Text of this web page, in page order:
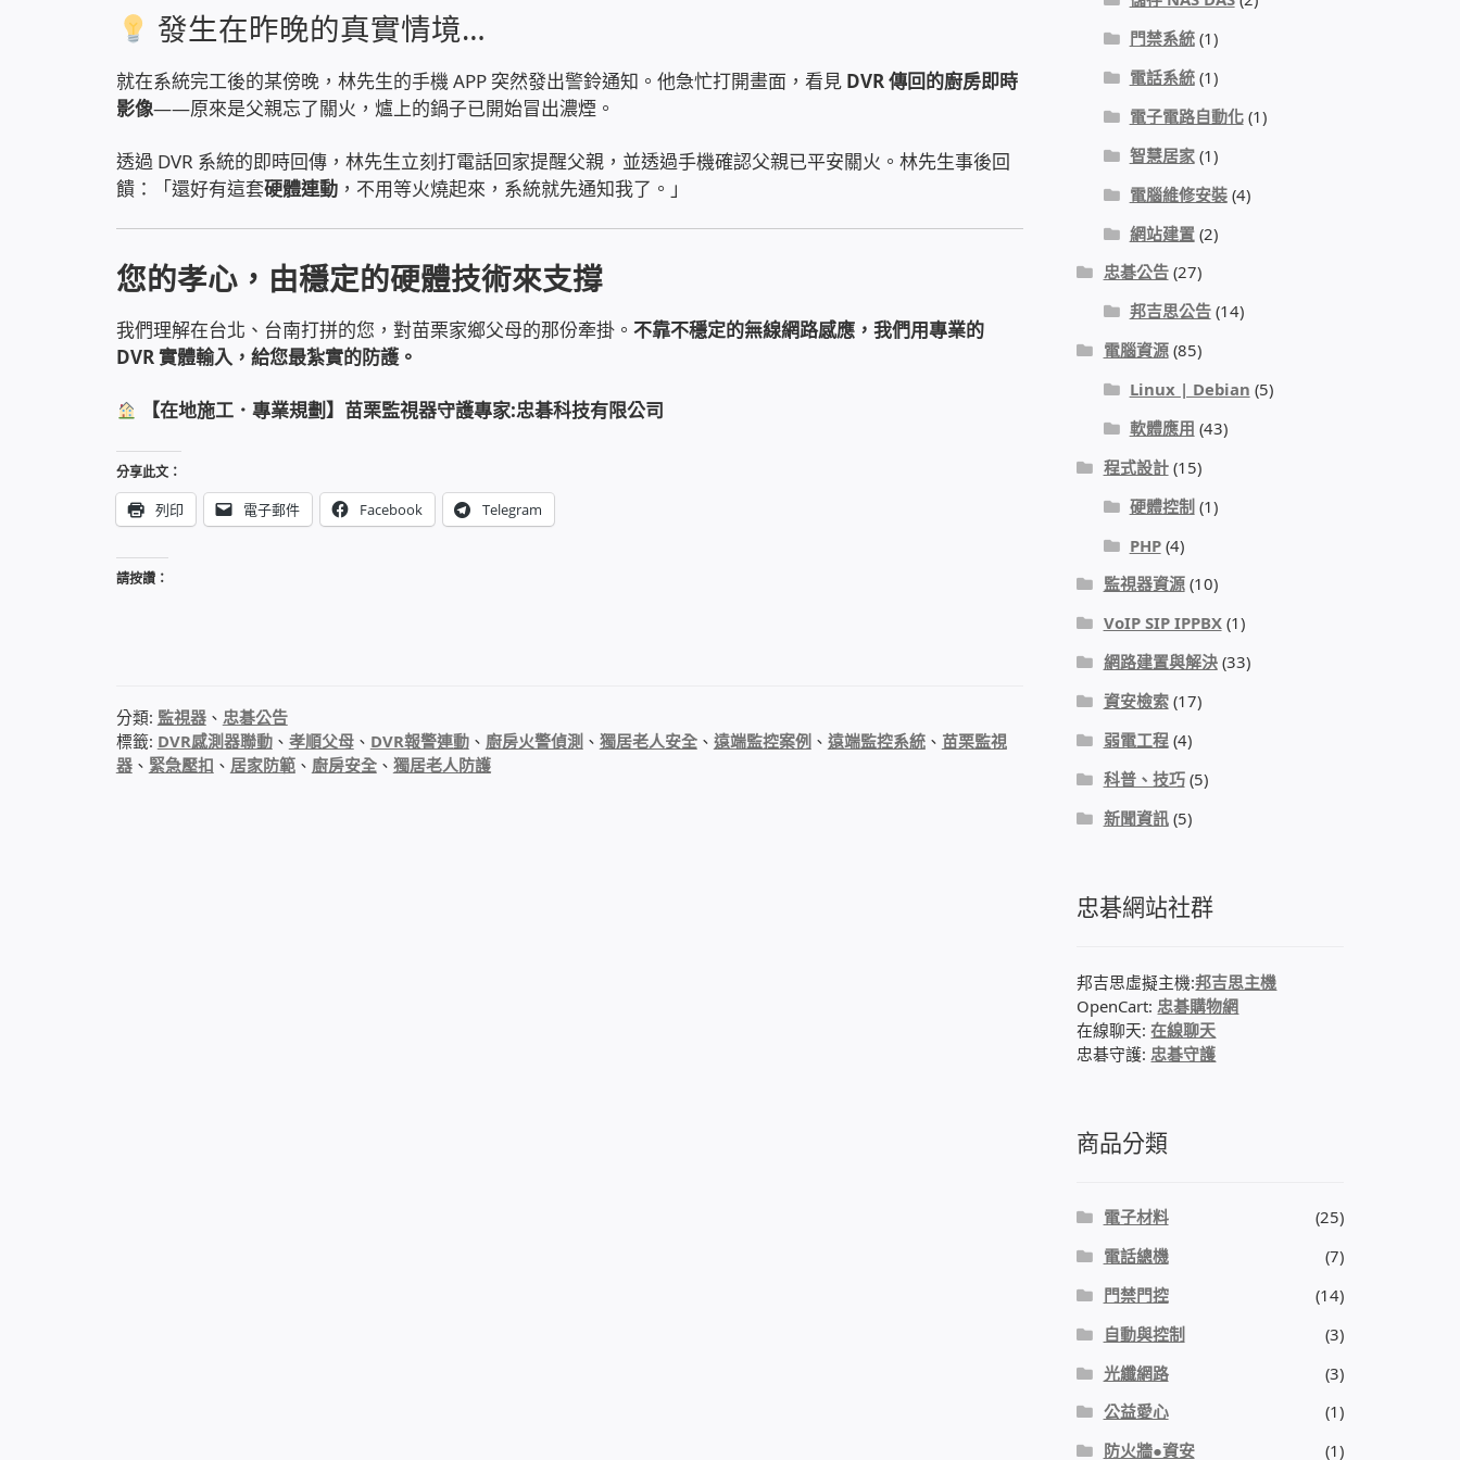
發生在昨晚的真實情境…
就在系統完工後的某傍晚，林先生的手機 APP 突然發出警鈴通知。他急忙打開畫面，看見 DVR 傳回的廚房即時
影像——原來是父親忘了關火，爐上的鍋子已開始冒出濃煙。
透過 DVR 系統的即時回傳，林先生立刻打電話回家提醒父親，並透過手機確認父親已平安關火。林先生事後回
饋：「還好有這套硬體連動，不用等火燒起來，系統就先通知我了。」
您的孝心，由穩定的硬體技術來支撐
我們理解在台北、台南打拼的您，對苗栗家鄉父母的那份牽掛。 不靠不穩定的無線網路感應，我們用專業的
DVR 實體輸入，給您最紮實的防護。
【在地施工．專業規劃】苗栗監視器守護專家:忠碁科技有限公司
分享此文：
列印 電子郵件 Facebook Telegram
請按讚：
分類: 監視器、 忠碁公告
標籤: DVR感測器聯動、 孝順父母、 DVR報警連動、 廚房火警偵測、 獨居老人安全、 遠端監控案例、 遠端監控系統、 苗栗監視
器、 緊急壓扣 、 居家防範、 廚房安全、 獨居老人防護
門禁系統(1)
電話系統(1)
電子電路自動化(1)
智慧居家(1)
電腦維修安裝(4)
網站建置(2)
忠碁公告(27)
邦吉思公告(14)
電腦資源(85)
Linux | Debian (5)
軟體應用 (43)
程式設計(15)
硬體控制(1)
PHP(4)
監視器資源(10)
VoIP SIP IPPBX(1)
網路建置與解決(33)
資安檢索(17)
弱電工程(4)
科普、技巧(5)
新聞資訊(5)
忠碁網站社群
邦吉思虛擬主機:邦吉思主機
OpenCart: 忠碁購物網
在線聊天:在線聊天
忠碁守護: 忠碁守護
商品分類
電子材料
(25)
電話總機
(7)
門禁門控
(14)
自動與控制
(3)
光纖網路
(3)
公益愛心
(1)
防火牆●資安
(1)